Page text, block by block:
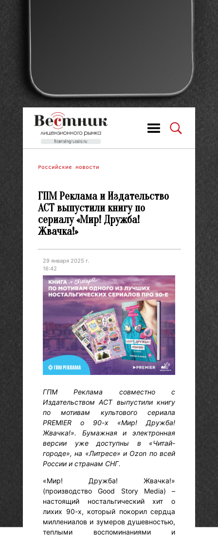
Российские новости
ГПМ Реклама и Издательство
АСТ выпустили книгу по
сериалу «Мир! Дружба!
Жвачка!»
29 января 2025 г.
16:42
ГПМ Реклама совместно с
Издательством АСТ выпустили книгу
по мотивам культового сериала
PREMIER о 90-х «Мир! Дружба!
Жвачка!». Бумажная и электронная
версии уже доступны в «Читай-
городе», на «Литресе» и Ozon по всей
России и странам СНГ.
«Мир! Дружба! Жвачка!»
(производство Good Story Media) –
настоящий ностальгический хит о
лихих 90-х, который покорил сердца
миллениалов и зумеров душевностью,
теплыми воспоминаниями и